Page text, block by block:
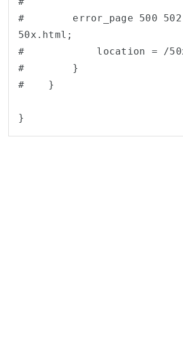
#        error_page 500 502
50x.html;
#            location = /
#        }
#    }
}